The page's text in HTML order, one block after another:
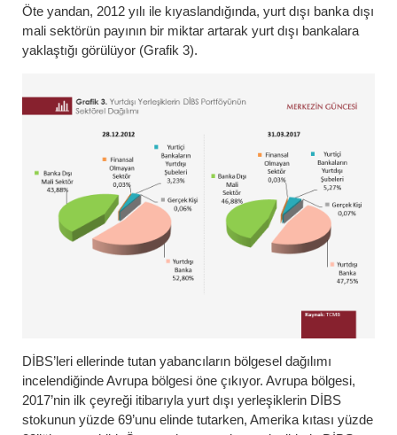
Öte yandan, 2012 yılı ile kıyaslandığında, yurt dışı banka dışı
mali sektörün payının bir miktar artarak yurt dışı bankalara
yaklaştığı görülüyor (Grafik 3).
DİBS’leri ellerinde tutan yabancıların bölgesel dağılımı
incelendiğinde Avrupa bölgesi öne çıkıyor. Avrupa bölgesi,
2017’nin ilk çeyreği itibarıyla yurt dışı yerleşiklerin DİBS
stokunun yüzde 69’unu elinde tutarken, Amerika kıtası yüzde